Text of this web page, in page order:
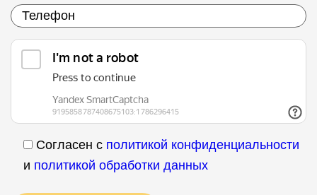
Согласен с политикой конфиденциальности
и политикой обработки данных